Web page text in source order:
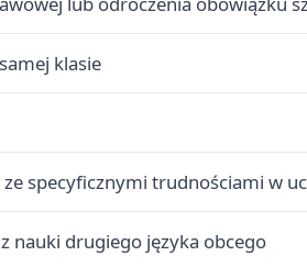
klasie
specyficznymi trudnościami w
nauki drugiego języka obcego